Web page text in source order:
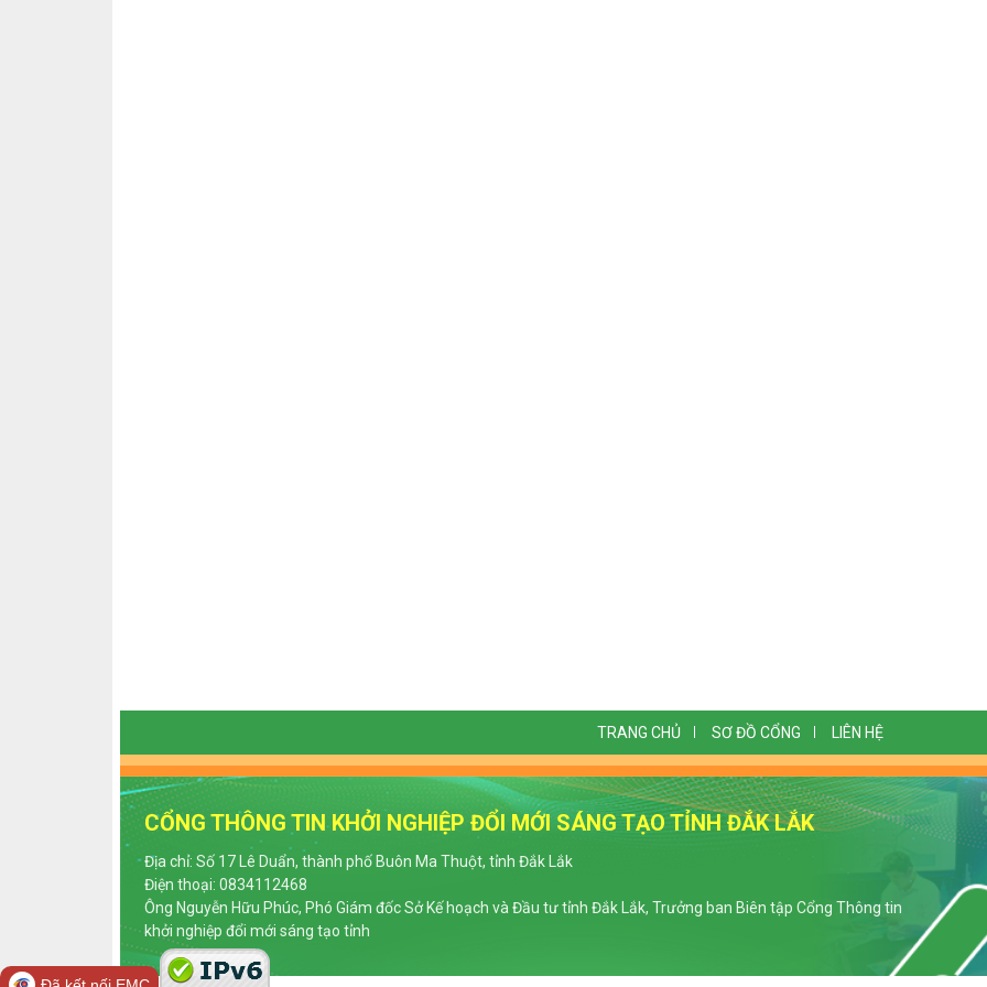
TRANG CHỦ SƠ ĐỒ CỔNG LIÊN HỆ
CỔNG THÔNG TIN KHỞI NGHIỆP ĐỔI MỚI SÁNG TẠO TỈNH ĐẮK LẮK
Địa chỉ: Số 17 Lê Duẩn, thành phố Buôn Ma Thuột, tỉnh Đắk Lắk
Điện thoại: 0834112468
Ông Nguyễn Hữu Phúc, Phó Giám đốc Sở Kế hoạch và Đầu tư tỉnh Đắk Lắk, Trưởng ban Biên tập Cổng Thông tin
khởi nghiệp đổi mới sáng tạo tỉnh